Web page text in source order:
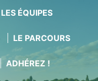
LES ÉQUIPES
LE PARCOURS
ADHÉREZ !